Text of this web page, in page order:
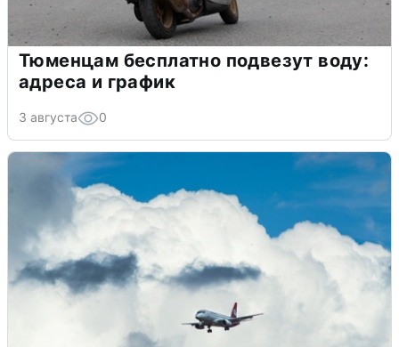
Тюменцам бесплатно подвезут воду:
адреса и график
3 августа 0